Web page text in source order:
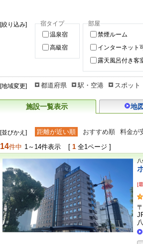
[絞り込み]
宿タイプ
温泉宿
高級宿
部屋
禁煙ルーム
インターネット
露天風呂付き客
[地域変更] 都道府県 駅・空港 スポット
施設一覧表示 地
[並びかえ] 距離が近い順 おすすめ順 料金が
14件中 1～14件表示 [ 1 全1ページ ]
[